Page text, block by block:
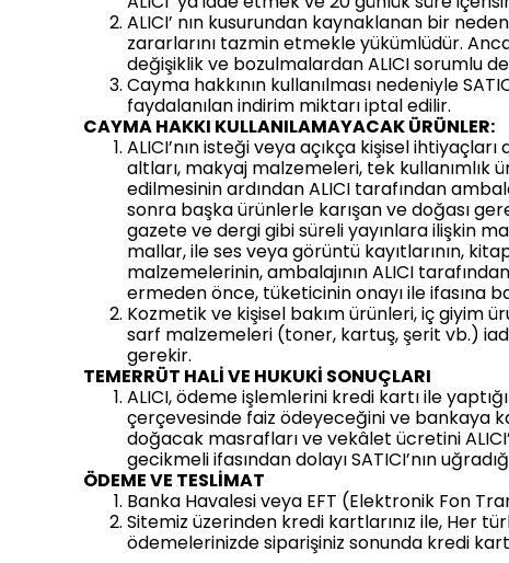
ALICI’ nın kusurundan kaynaklanan bir
zararlarını tazmin etmekle yükümlüdür.
değişiklik ve bozulmalardan ALICI sorumlu
Cayma hakkının kullanılması nedeniyle
faydalanılan indirim miktarı iptal edilir.
CAYMA HAKKI KULLANILAMAYACAK ÜRÜNLER:
ALICI’nın isteği veya açıkça kişisel
altları, makyaj malzemeleri, tek
edilmesinin ardından ALICI tarafından
sonra başka ürünlerle karışan ve doğası
gazete ve dergi gibi süreli yayınlara ilişkin
mallar, ile ses veya görüntü kayıtlarının,
malzemelerinin, ambalajının ALICI
ermeden önce, tüketicinin onayı ile ifasına
Kozmetik ve kişisel bakım ürünleri, iç giyim
sarf malzemeleri (toner, kartuş, şerit vb.)
gerekir.
TEMERRÜT HALİ VE HUKUKİ SONUÇLARI
ALICI, ödeme işlemlerini kredi kartı ile
çerçevesinde faiz ödeyeceğini ve bankaya
doğacak masrafları ve vekâlet ücretini
gecikmeli ifasından dolayı SATICI’nın
ÖDEME VE TESLİMAT
Banka Havalesi veya EFT (Elektronik Fon
Sitemiz üzerinden kredi kartlarınız ile, Her
ödemelerinizde siparişiniz sonunda kredi